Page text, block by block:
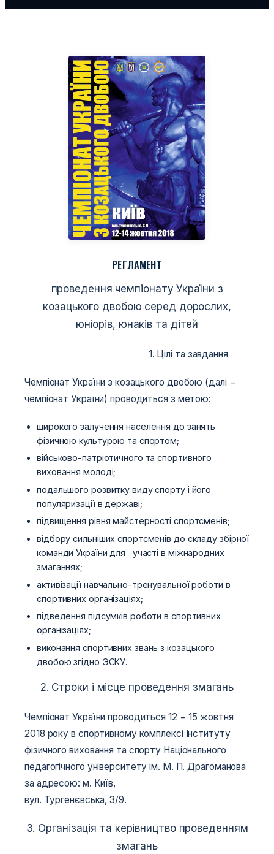
РЕГЛАМЕНТ
проведення чемпіонату України з
козацького двобою серед дорослих,
юніорів, юнаків та дітей
1. Цілі та завдання
Чемпіонат України з козацького двобою (далі −
чемпіонат України) проводиться з метою:
широкого залучення населення до занять
фізичною культурою та спортом;
військово-патріотичного та спортивного
виховання молоді;
подальшого розвитку виду спорту і його
популяризації в державі;
підвищення рівня майстерності спортсменів;
відбору сильніших спортсменів до складу збірної
команди України для участі в міжнародних
змаганнях;
активізації навчально-тренувальної роботи в
спортивних організаціях;
підведення підсумків роботи в спортивних
організаціях;
виконання спортивних звань з козацького
двобою згідно ЭСКУ.
2. Строки і місце проведення змагань
Чемпіонат України проводиться 12 − 15 жовтня
2018 року в спортивному комплексі Інституту
фізичного виховання та спорту Національного
педагогічного університету ім. М. П. Драгоманова
за адресою: м. Київ,
вул. Тургенєвська, 3/9.
3. Організація та керівництво проведенням
змагань